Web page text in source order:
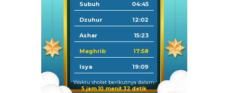
Subuh 04:45
Dzuhur 12:02
Ashar 15:23
Maghrib 17:58
Isya 19:09
Waktu sholat berikutnya dalam:
5 jam 10 menit 31 detik